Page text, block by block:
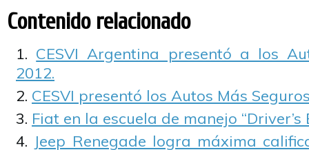
Contenido relacionado
CESVI Argentina presentó a los
2012.
CESVI presentó los Autos Más
Fiat en la escuela de manejo “Driver’s
Jeep Renegade logra máxima